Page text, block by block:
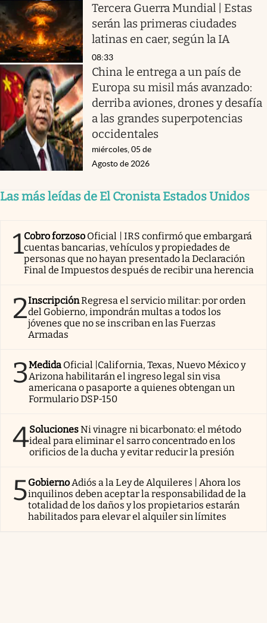
Tercera Guerra Mundial | Estas
serán las primeras ciudades
latinas en caer, según la IA
08:33
China le entrega a un país de
Europa su misil más avanzado:
derriba aviones, drones y desafía
a las grandes superpotencias
occidentales
miércoles, 05 de
Agosto de 2026
Las más leídas de El Cronista Estados Unidos
1Cobro forzoso Oficial | IRS confirmó que embargará
cuentas bancarias, vehículos y propiedades de
personas que no hayan presentado la Declaración
Final de Impuestos después de recibir una herencia
2InscripciónRegresa el servicio militar: por orden
del Gobierno, impondrán multas a todos los
jóvenes que no se inscriban en las Fuerzas
Armadas
3Medida Oficial |California, Texas, Nuevo México y
Arizona habilitarán el ingreso legal sin visa
americana o pasaporte a quienes obtengan un
Formulario DSP-150
4SolucionesNi vinagre ni bicarbonato: el método
ideal para eliminar el sarro concentrado en los
orificios de la ducha y evitar reducir la presión
5GobiernoAdiós a la Ley de Alquileres | Ahora los
inquilinos deben aceptar la responsabilidad de la
totalidad de los daños y los propietarios estarán
habilitados para elevar el alquiler sin límites